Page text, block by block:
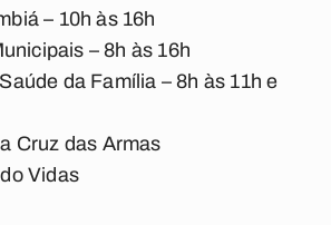
– 10h às 16h
– 8h às 16h
da Família – 8h às 11h e
Cruz das Armas
Vidas